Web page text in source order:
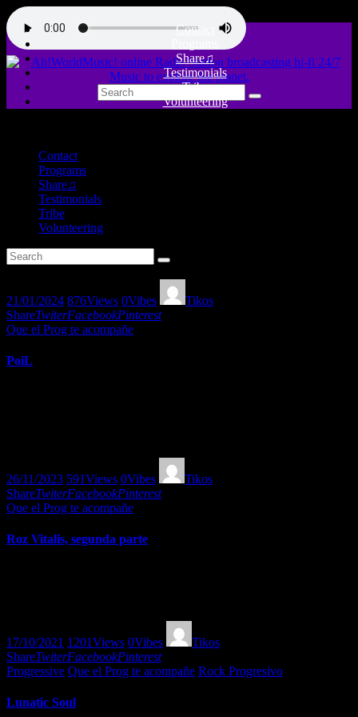
Contact
Share♫
Testimonials
Tribe
Volunteering
Contact
Programs
Share♫
Testimonials
Tribe
Volunteering
21/01/2024 876Views 0Vibes
Tikos
ShareTwiterFacebookPinterest
Que el Prog te acompañe
PoiL
26/11/2023 591Views 0Vibes
Tikos
ShareTwiterFacebookPinterest
Que el Prog te acompañe
Roz Vitalis, segunda parte
17/10/2021 1201Views 0Vibes
Tikos
ShareTwiterFacebookPinterest
Progressive Que el Prog te acompañe Rock Progresivo
Lunatic Soul